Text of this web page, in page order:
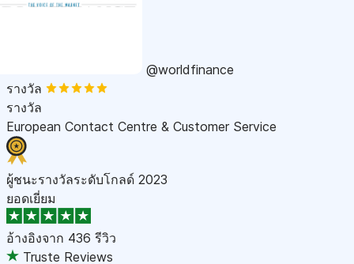
@worldfinance
รางวัล
รางวัล
European Contact Centre & Customer Service
ผู้ชนะรางวัลระดับโกลด์ 2023
ยอดเยี่ยม
อ้างอิงจาก 436 รีวิว
Truste Reviews